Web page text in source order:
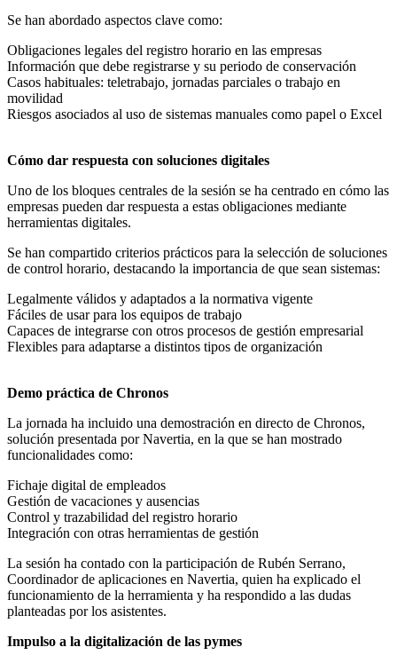
Se han abordado aspectos clave como:
Obligaciones legales del registro horario en las empresas
Información que debe registrarse y su periodo de conservación
Casos habituales: teletrabajo, jornadas parciales o trabajo en
movilidad
Riesgos asociados al uso de sistemas manuales como papel o Excel
Cómo dar respuesta con soluciones digitales
Uno de los bloques centrales de la sesión se ha centrado en cómo las
empresas pueden dar respuesta a estas obligaciones mediante
herramientas digitales.
Se han compartido criterios prácticos para la selección de soluciones
de control horario, destacando la importancia de que sean sistemas:
Legalmente válidos y adaptados a la normativa vigente
Fáciles de usar para los equipos de trabajo
Capaces de integrarse con otros procesos de gestión empresarial
Flexibles para adaptarse a distintos tipos de organización
Demo práctica de Chronos
La jornada ha incluido una demostración en directo de Chronos,
solución presentada por Navertia, en la que se han mostrado
funcionalidades como:
Fichaje digital de empleados
Gestión de vacaciones y ausencias
Control y trazabilidad del registro horario
Integración con otras herramientas de gestión
La sesión ha contado con la participación de Rubén Serrano,
Coordinador de aplicaciones en Navertia, quien ha explicado el
funcionamiento de la herramienta y ha respondido a las dudas
planteadas por los asistentes.
Impulso a la digitalización de las pymes